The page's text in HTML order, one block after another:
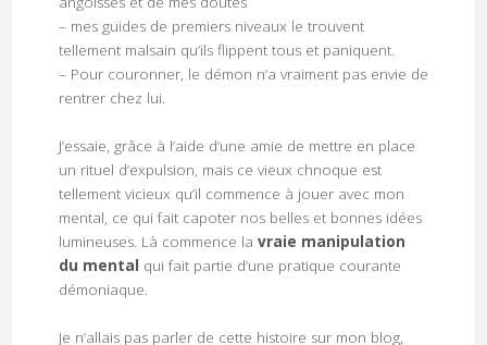
– mes guides de premiers niveaux le trouvent
tellement malsain qu’ils flippent tous et paniquent.
– Pour couronner, le démon n’a vraiment pas envie de
rentrer chez lui.
J’essaie, grâce à l’aide d’une amie de mettre en place
un rituel d’expulsion, mais ce vieux chnoque est
tellement vicieux qu’il commence à jouer avec mon
mental, ce qui fait capoter nos belles et bonnes idées
lumineuses. Là commence la vraie manipulation
du mental qui fait partie d’une pratique courante
démoniaque.
Je n’allais pas parler de cette histoire sur mon blog,